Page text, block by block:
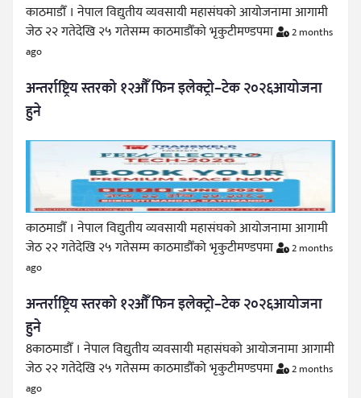
काठमाडौँ । नेपाल विद्युतीय व्यवसायी महासंघको आयोजनामा आगामी
जेठ २२ गतेदेखि २५ गतेसम्म काठमाडौँको भृकुटीमण्डपमा
2 months
ago
अन्तर्राष्ट्रिय स्तरको १२औँ फिन इलेक्ट्रो–टेक २०२६आयोजना
हुने
काठमाडौँ । नेपाल विद्युतीय व्यवसायी महासंघको आयोजनामा आगामी
जेठ २२ गतेदेखि २५ गतेसम्म काठमाडौँको भृकुटीमण्डपमा
2 months
ago
अन्तर्राष्ट्रिय स्तरको १२औँ फिन इलेक्ट्रो–टेक २०२६आयोजना
हुने
8काठमाडौँ । नेपाल विद्युतीय व्यवसायी महासंघको आयोजनामा आगामी
जेठ २२ गतेदेखि २५ गतेसम्म काठमाडौँको भृकुटीमण्डपमा
2 months
ago